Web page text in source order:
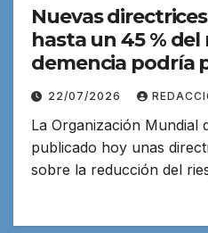
Nuevas
hasta un 45 % del
demencia podría
retrasarse
22/07/2026
La Organización Mundial
publicado hoy unas
sobre la reducción del